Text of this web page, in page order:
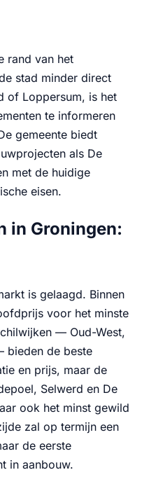
rand van het
stad minder direct
of Loppersum, is het
te informeren
gemeente biedt
als De
met de huidige
eisen.
in Groningen:
is gelaagd. Binnen
voor het minste
— Oud-West,
bieden de beste
en prijs, maar de
Selwerd en De
ook het minst gewild
zal op termijn een
de eerste
in aanbouw.